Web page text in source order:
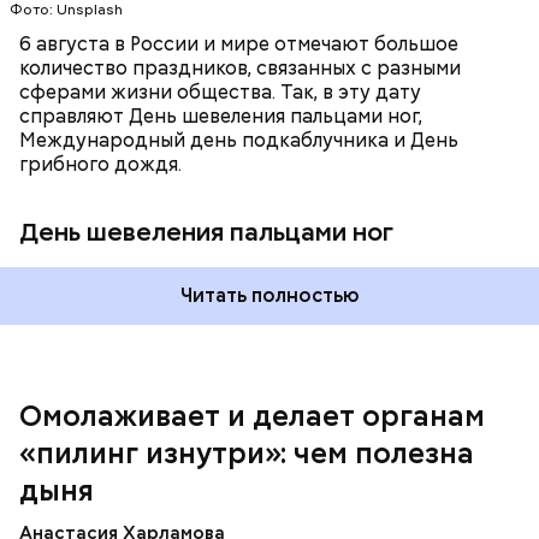
Фото: Unsplash
6 августа в России и мире отмечают большое
количество праздников, связанных с разными
сферами жизни общества. Так, в эту дату
справляют День шевеления пальцами ног,
Международный день подкаблучника и День
грибного дождя.
День шевеления пальцами ног
Читать полностью
Омолаживает и делает органам
«пилинг изнутри»: чем полезна
дыня
Анастасия Харламова
кремний — укрепляет кости, зубы, волосы и
ногти и оказывает омолаживающее действие;
клетчатка — достаточно нежная и забирает
излишки холестерина, сахара и соли тяжелых
фолиевая кислота (в большом количестве) —
она необходима беременным женщинам,
Вред дыни
А врач-эндокринолог Алексей Калинчев рассказал,
что существует множество блюд, где используют